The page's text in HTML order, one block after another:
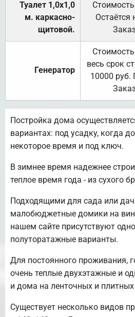
Туалет 1,0х1,0
м. каркасно-
щитовой.
Остаётся
Генератор
весь срок
10000 руб.
Постройка дома
вариантах: под усадку, когда
некоторое время и под ключ.
В зимнее время надежнее
теплое время года - из сухого
Подходящими для сада или
малобюджетные домики на
нашем сайте присутствуют
полуторатажные варианты.
Для постоянного проживания,
очень теплые двухэтажные и
и дома на ленточных и
Существует несколько видов